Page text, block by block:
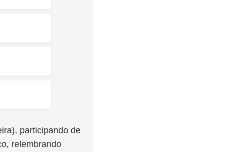
participando de
relembrando